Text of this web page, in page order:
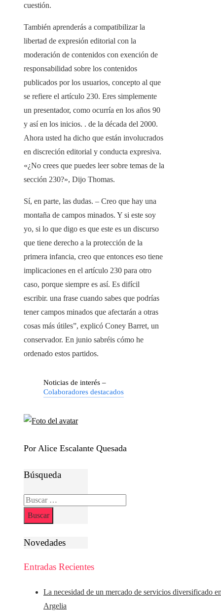
cuestión.
También aprenderás a compatibilizar la
libertad de expresión editorial con la
moderación de contenidos con exención de
responsabilidad sobre los contenidos
publicados por los usuarios, concepto al que
se refiere el artículo 230. Eres simplemente
un presentador, como ocurría en los años 90
y así en los inicios. . de la década del 2000.
Ahora usted ha dicho que están involucrados
en discreción editorial y conducta expresiva.
«¿No crees que puedes leer sobre temas de la
sección 230?», Dijo Thomas.
Sí, en parte, las dudas. – Creo que hay una
montaña de campos minados. Y si este soy
yo, si lo que digo es que este es un discurso
que tiene derecho a la protección de la
primera infancia, creo que entonces eso tiene
implicaciones en el artículo 230 para otro
caso, porque siempre es así. Es difícil
escribir. una frase cuando sabes que podrías
tener campos minados que afectarán a otras
cosas más útiles”, explicó Coney Barret, un
conservador. En junio sabréis cómo he
ordenado estos partidos.
Noticias de interés –
Colaboradores destacados
Por Alice Escalante Quesada
Búsqueda
Buscar:
Novedades
Entradas Recientes
La necesidad de un mercado de servicios diversificado
Argelia